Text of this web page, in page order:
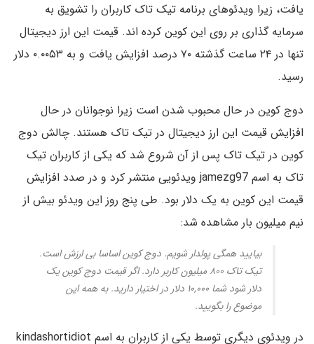
یافت، زیرا ویدئوهای برنامه تیک تاک کاربران را تشویق به
سرمایه گذاری بر روی این کوین کرده اند. قیمت این ارز دیجیتال
تنها در ۲۴ ساعت گذشته ۷۰ درصد افزایش یافت و به ۰.۰۰۵۳ دلار
رسید.
دوج کوین در حال محبوب شدن است زیرا نوجوانان در حال
افزایش قیمت این ارز دیجیتال در تیک تاک هستند. چالش دوج
کوین در تیک تاک پس از آن شروع شد که یکی از کاربران تیک
تاک به اسم jamezg97 ویدئویی منتشر کرد و در صدد افزایش
قیمت این کوین به یک دلار بود. طی پنج روز این ویدئو بیش از
نیم میلیون بار مشاهده شد:
بیایید همگی پولدار شویم. دوج کوین اساسا بی ارزش است.
تیک تاک ۸۰۰ میلیون کاربر دارد. اگر قیمت دوج کوین یک
دلار شود شما ۱۰,۰۰۰ دلار در اختیار دارید. به همه این
موضوع را بگویید.
در ویدئوی دیگری توسط یکی از کاربران به اسم kindashortidiot